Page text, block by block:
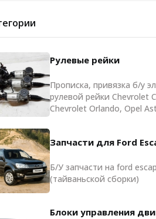
Рулевые рейки
Прописка, привязка б/у
рулевой рейки Chevrolet
Chevrolet Orlando, Opel
Запчасти для Ford
Б/У запчасти на ford
(тайваньской сборки)
Блоки управления